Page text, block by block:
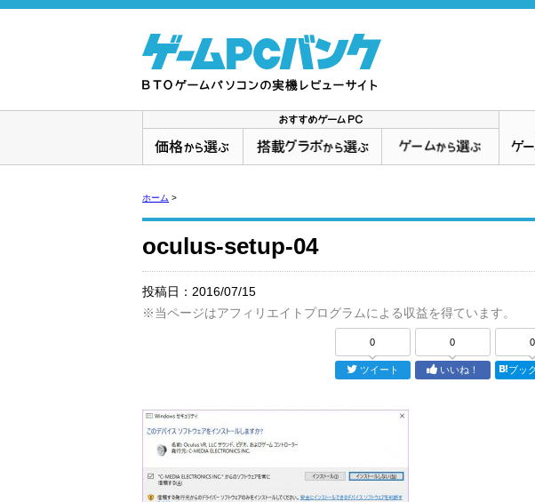
ホーム >
oculus-setup-04
投稿日： 2016/07/15
※当ページはアフィリエイトプログラムによる収益を得ています。
0
ツイート
0
いいね！
0
ブッ